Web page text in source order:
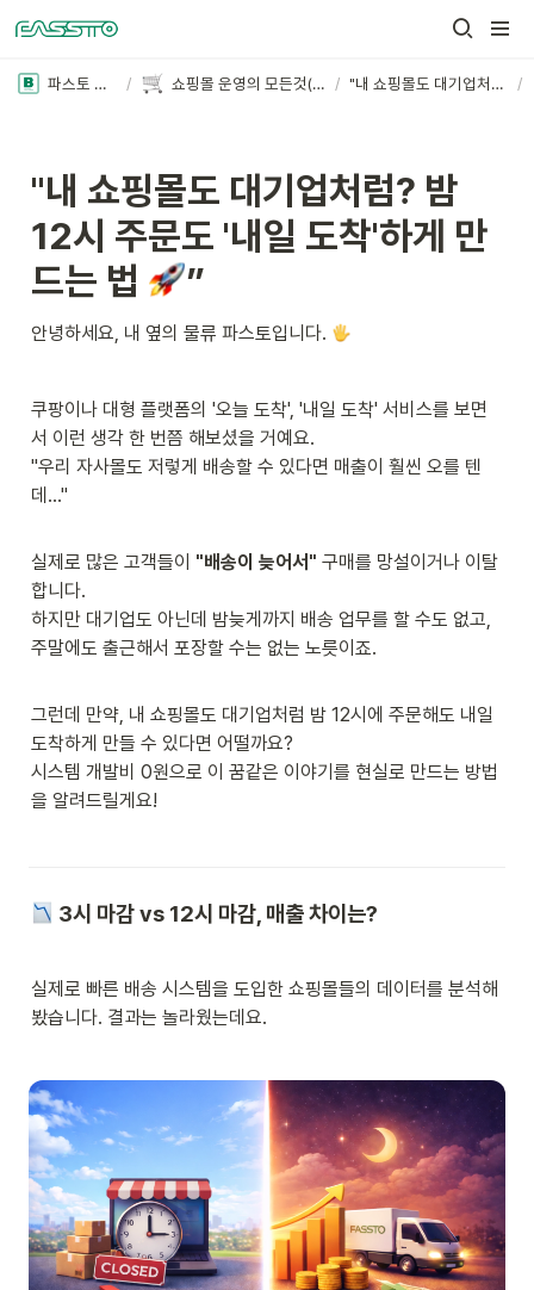
파스토 블로그 / 쇼핑몰 운영의 모든것(더보기+) / "내 쇼핑몰도 대기업처럼? 밤 12시 주문도 '내일 도착'하게 만드는 법 🚀” /
"내 쇼핑몰도 대기업처럼? 밤
12시 주문도 '내일 도착'하게 만
드는 법
”
안녕하세요, 내 옆의 물류 파스토입니다.
쿠팡이나 대형 플랫폼의 '오늘 도착', '내일 도착' 서비스를 보면
서 이런 생각 한 번쯤 해보셨을 거예요.
"우리 자사몰도 저렇게 배송할 수 있다면 매출이 훨씬 오를 텐
데..."
실제로 많은 고객들이 "배송이 늦어서" 구매를 망설이거나 이탈
합니다.
하지만 대기업도 아닌데 밤늦게까지 배송 업무를 할 수도 없고,
주말에도 출근해서 포장할 수는 없는 노릇이죠.
그런데 만약, 내 쇼핑몰도 대기업처럼 밤 12시에 주문해도 내일
도착하게 만들 수 있다면 어떨까요?
시스템 개발비 0원으로 이 꿈같은 이야기를 현실로 만드는 방법
을 알려드릴게요!
3시 마감 vs 12시 마감, 매출 차이는?
실제로 빠른 배송 시스템을 도입한 쇼핑몰들의 데이터를 분석해
봤습니다. 결과는 놀라웠는데요.